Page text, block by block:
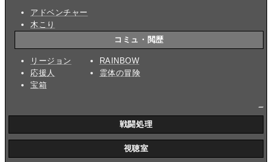
アドベンチャー
木こり
コミュ・閲歴
リージョン
応援人
宝箱
RAINBOW
霊体の冒険
戦闘処理
視聴室